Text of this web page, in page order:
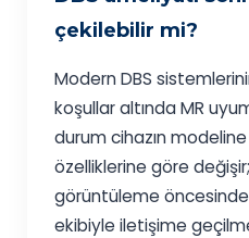
çekilebilir mi?
Modern DBS
koşullar altında MR
durum cihazın modeline
özelliklerine göre
görüntüleme
ekibiyle iletişime